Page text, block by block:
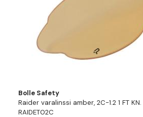
Bolle Safety
Raider varalinssi amber, 2C-1.2 1 FT KN.
RAIDET02C